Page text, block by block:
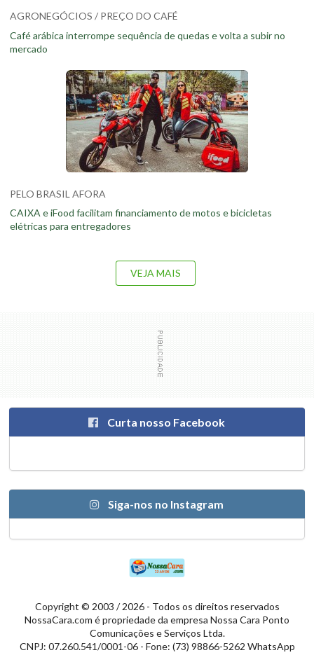
AGRONEGÓCIOS / PREÇO DO CAFÉ
Café arábica interrompe sequência de quedas e volta a subir no
mercado
PELO BRASIL AFORA
CAIXA e iFood facilitam financiamento de motos e bicicletas
elétricas para entregadores
VEJA MAIS
Curta nosso Facebook
Siga-nos no Instagram
Copyright © 2003 / 2026 - Todos os direitos reservados
NossaCara.com é propriedade da empresa Nossa Cara Ponto
Comunicações e Serviços Ltda.
CNPJ: 07.260.541/0001-06 - Fone: (73) 98866-5262 WhatsApp